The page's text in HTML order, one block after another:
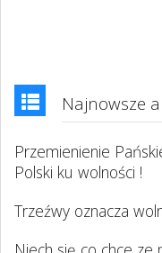
Najnowsze
Przemienienie
Polski ku wolności !
Trzeźwy oznacza